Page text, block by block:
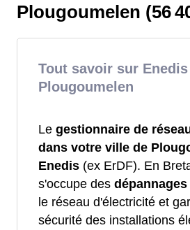
Plougoumelen (56
Tout savoir sur Enedis
Plougoumelen
Le gestionnaire de
dans votre ville de
Enedis (ex ErDF). En
s'occupe des
le réseau d'électricité et
sécurité des installations